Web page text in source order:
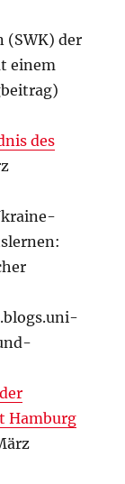
(SWK) der
einem
des
Hamburg